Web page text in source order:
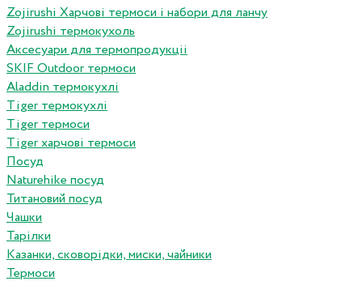
Zojirushi Харчові термоси і набори для ланчу
Zojirushi термокухоль
Аксесуари для термопродукціі
SKIF Outdoor термоси
Aladdin термокухлі
Tiger термокухлі
Tiger термоси
Tiger харчові термоси
Посуд
Naturehike посуд
Титановий посуд
Чашки
Тарілки
Казанки, сковорідки, миски, чайники
Термоси